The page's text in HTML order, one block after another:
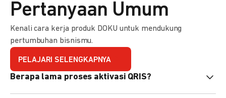
Pertanyaan Umum
Kenali cara kerja produk DOKU untuk mendukung
pertumbuhan bisnismu.
PELAJARI SELENGKAPNYA
Berapa lama proses aktivasi QRIS?